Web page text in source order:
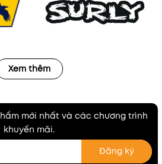
Xem thêm
mới nhất và các chương trình
khuyến mãi.
Đăng ký